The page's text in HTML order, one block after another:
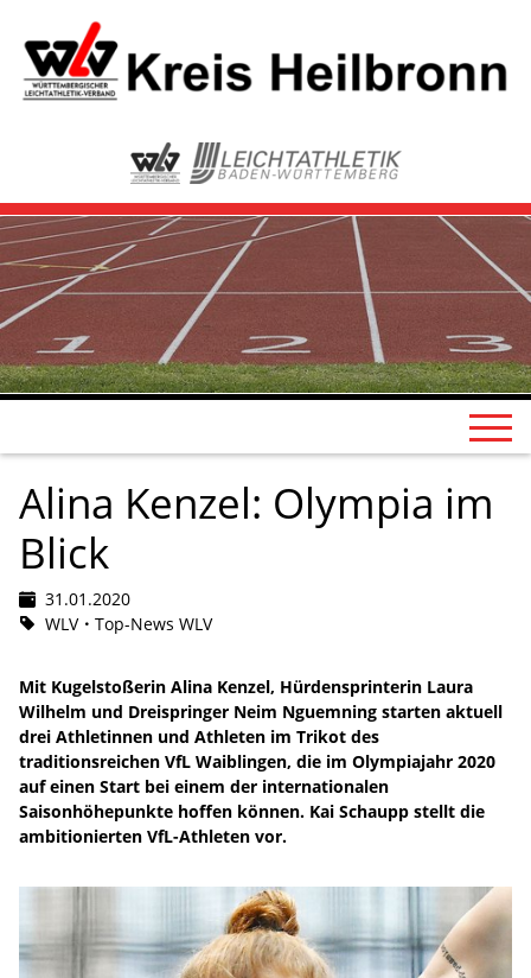
Alina Kenzel: Olympia im
Blick
31.01.2020
WLV
Top-News WLV
Mit Kugelstoßerin Alina Kenzel, Hürdensprinterin Laura
Wilhelm und Dreispringer Neim Nguemning starten aktuell
drei Athletinnen und Athleten im Trikot des
traditionsreichen VfL Waiblingen, die im Olympiajahr 2020
auf einen Start bei einem der internationalen
Saisonhöhepunkte hoffen können. Kai Schaupp stellt die
ambitionierten VfL-Athleten vor.